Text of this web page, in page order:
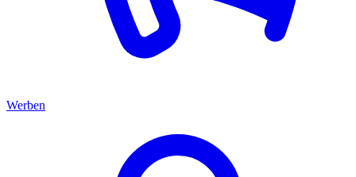
Werben